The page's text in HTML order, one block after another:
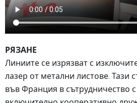
РЯЗАНЕ
Линиите се изрязват с
лазер от метални листове. Тази
във Франция в сътрудничество